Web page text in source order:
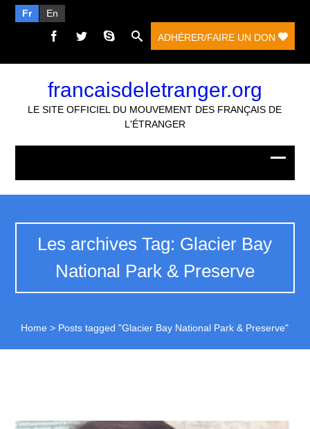
Fr En
ADHÉRER/FAIRE UN DON
francaisdeletranger.org
LE SITE OFFICIEL DU MOUVEMENT DES FRANÇAIS DE
L'ÉTRANGER
Les archives Tag: Glacier Bay
National Park & Preserve
Home > Posts tagged "Glacier Bay National Park & Preserve"